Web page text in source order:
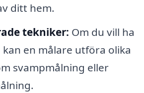
ditt hem.
tekniker: Om du vill ha
en målare utföra olika
svampmålning eller